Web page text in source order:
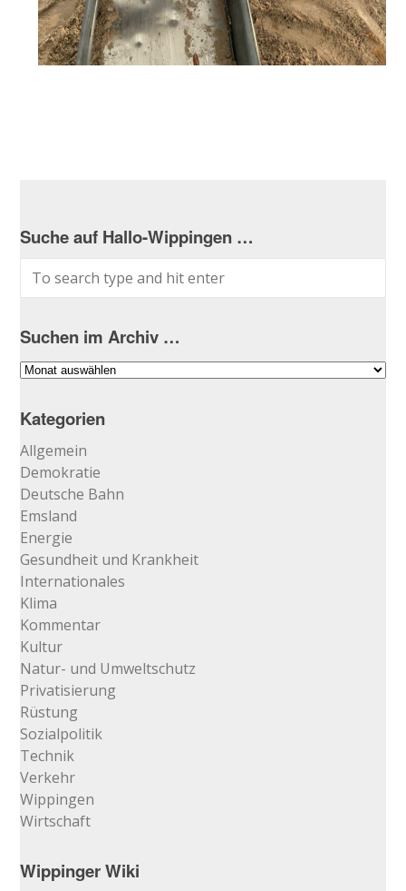
Suche auf Hallo-Wippingen …
Suchen im Archiv …
Suchen
Archiv
Kategorien
Allgemein
Demokratie
Deutsche Bahn
Emsland
Energie
Gesundheit und Krankheit
Internationales
Klima
Kommentar
Kultur
Natur- und Umweltschutz
Privatisierung
Rüstung
Sozialpolitik
Technik
Verkehr
Wippingen
Wirtschaft
Wippinger Wiki